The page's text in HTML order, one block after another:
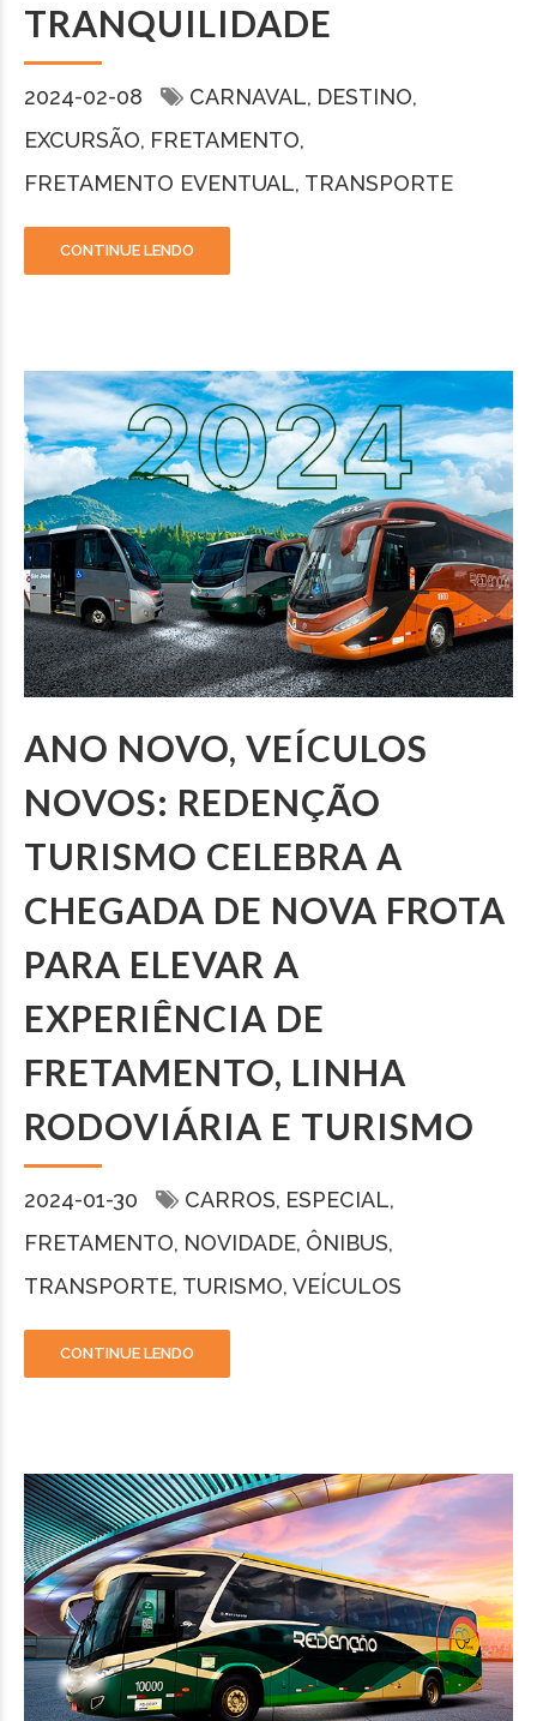
TRANQUILIDADE
2024-02-08 CARNAVAL DESTINO
EXCURSÃO FRETAMENTO
FRETAMENTO EVENTUAL TRANSPORTE
CONTINUE LENDO
ANO NOVO, VEÍCULOS
NOVOS: REDENÇÃO
TURISMO CELEBRA A
CHEGADA DE NOVA FROTA
PARA ELEVAR A
EXPERIÊNCIA DE
FRETAMENTO, LINHA
RODOVIÁRIA E TURISMO
2024-01-30 CARROS ESPECIAL
FRETAMENTO NOVIDADE ÔNIBUS
TRANSPORTE TURISMO VEÍCULOS
CONTINUE LENDO